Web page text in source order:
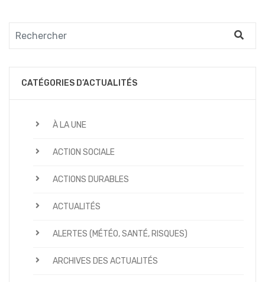
CATÉGORIES D’ACTUALITÉS
À LA UNE
ACTION SOCIALE
ACTIONS DURABLES
ACTUALITÉS
ALERTES (MÉTÉO, SANTÉ, RISQUES)
ARCHIVES DES ACTUALITÉS